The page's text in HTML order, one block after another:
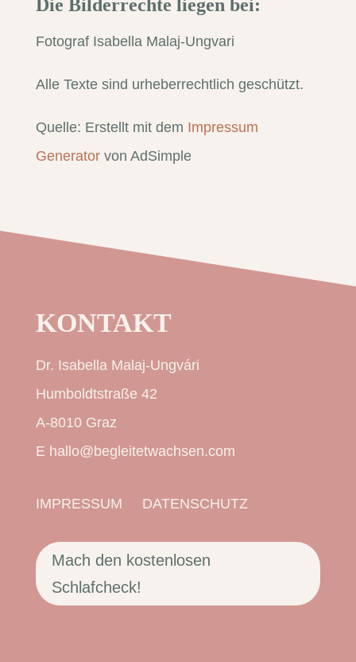
Die Bilderrechte liegen bei:
Fotograf Isabella Malaj-Ungvari
Alle Texte sind urheberrechtlich geschützt.
Quelle: Erstellt mit dem Impressum
Generatorvon AdSimple
KONTAKT
Dr. Isabella Malaj-Ungvári
Humboldtstraße 42
A-8010 Graz
E hallo@begleitetwachsen.com
IMPRESSUM DATENSCHUTZ
Mach den kostenlosen
Schlafcheck!